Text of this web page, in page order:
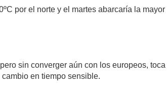
por el norte y el martes abarcaría la mayor
sin converger aún con los europeos,
en tiempo sensible.